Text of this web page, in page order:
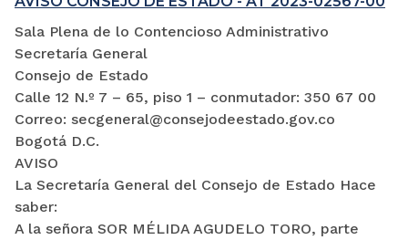
Sala Plena de lo Contencioso Administrativo
Secretaría General
Consejo de Estado
Calle 12 N.º 7 – 65, piso 1 – conmutador: 350 67 00
Correo: secgeneral@consejodeestado.gov.co
Bogotá D.C.
AVISO
La Secretaría General del Consejo de Estado Hace
saber:
A la señora SOR MÉLIDA AGUDELO TORO, parte